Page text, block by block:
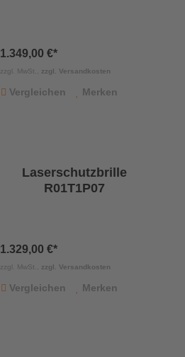
1.349,00 €*
zzgl. MwSt., zzgl. Versandkosten
Vergleichen Merken
Laserschutzbrille
R01T1P07
1.329,00 €*
zzgl. MwSt., zzgl. Versandkosten
Vergleichen Merken